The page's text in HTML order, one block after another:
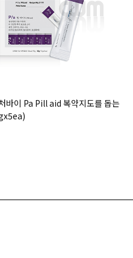
바이 Pa Pill aid 복약지도를 돕는